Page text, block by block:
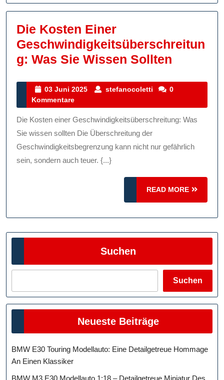
Die Kosten Einer
Geschwindigkeitsüberschreitun
G: Was Sie Wissen Sollten
Einer
Was
Wissen
03 Juni 2025
03
2025
stefanocoletti stefanocoletti
0
Kommentare
Die Kosten einer Geschwindigkeitsüberschreitung: Was
Sie wissen sollten Die Überschreitung der
Geschwindigkeitsbegrenzung kann nicht nur gefährlich
sein, sondern auch teuer. {...}
READ MORE
READ
MORE
Suchen
Suchen
Neueste Beiträge
BMW E30 Touring Modellauto: Eine Detailgetreue Hommage
An Einen Klassiker
BMW M3 E30 Modellauto 1:18 – Detailgetreue Miniatur Des